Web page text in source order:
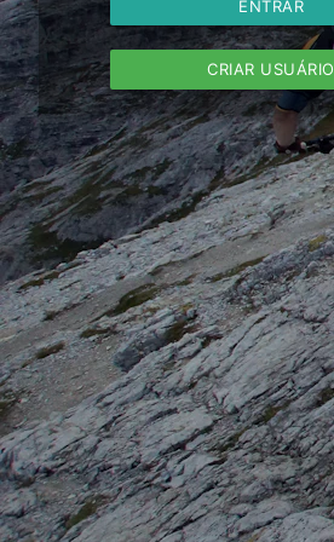
ENTRAR
CRIAR USUÁRIO